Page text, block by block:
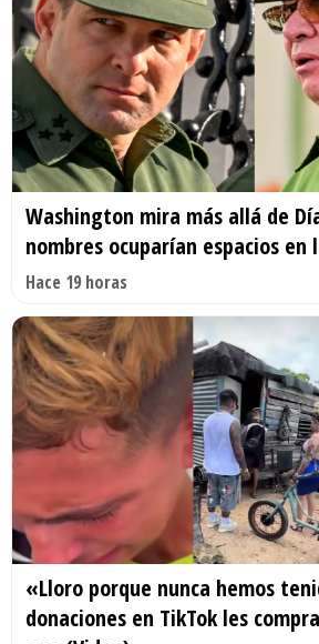
Washington mira más allá de
nombres ocuparían espacios en
Hace 19 horas
«Lloro porque nunca hemos
donaciones en TikTok les